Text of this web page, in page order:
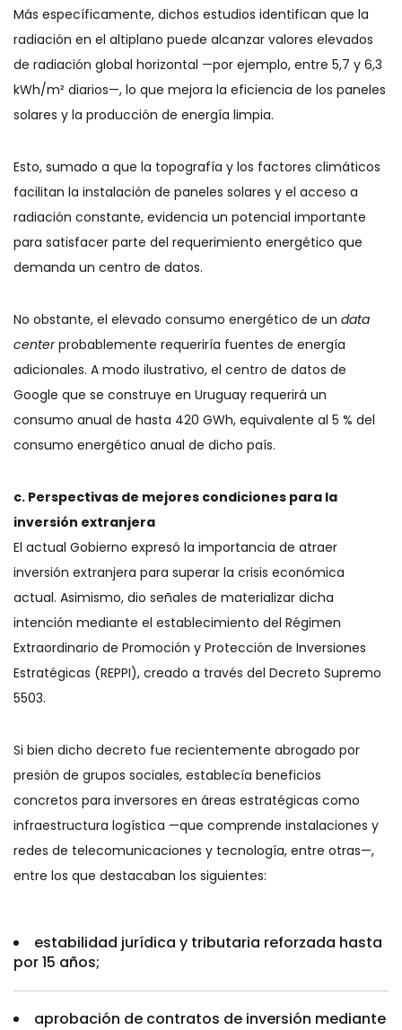
Más específicamente, dichos estudios identifican que la
radiación en el altiplano puede alcanzar valores elevados
de radiación global horizontal —por ejemplo, entre 5,7 y 6,3
kWh/m² diarios—, lo que mejora la eficiencia de los paneles
solares y la producción de energía limpia.
Esto, sumado a que la topografía y los factores climáticos
facilitan la instalación de paneles solares y el acceso a
radiación constante, evidencia un potencial importante
para satisfacer parte del requerimiento energético que
demanda un centro de datos.
No obstante, el elevado consumo energético de un data
centerprobablemente requeriría fuentes de energía
adicionales. A modo ilustrativo, el centro de datos de
Google que se construye en Uruguay requerirá un
consumo anual de hasta 420 GWh, equivalente al 5 % del
consumo energético anual de dicho país.
c. Perspectivas de mejores condiciones para la
inversión extranjera
El actual Gobierno expresó la importancia de atraer
inversión extranjera para superar la crisis económica
actual. Asimismo, dio señales de materializar dicha
intención mediante el establecimiento del Régimen
Extraordinario de Promoción y Protección de Inversiones
Estratégicas (REPPI), creado a través del Decreto Supremo
5503.
Si bien dicho decreto fue recientemente abrogado por
presión de grupos sociales, establecía beneficios
concretos para inversores en áreas estratégicas como
infraestructura logística —que comprende instalaciones y
redes de telecomunicaciones y tecnología, entre otras—,
entre los que destacaban los siguientes:
estabilidad jurídica y tributaria reforzada hasta
por 15 años;
aprobación de contratos de inversión mediante